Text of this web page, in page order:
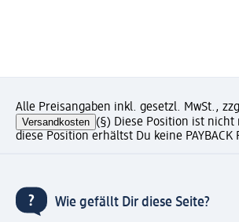
Alle Preisangaben inkl. gesetzl. MwSt.,
Versandkosten (§) Diese Position ist nicht
diese Position erhältst Du keine PAYBACK
Wie gefällt Dir diese Seite?